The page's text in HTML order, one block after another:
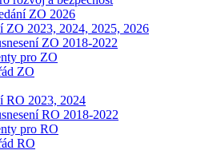
ZO 2026
ZO 2023, 2024, 2025, 2026
ZO 2018-2022
pro ZO
ZO
RO 2023, 2024
RO 2018-2022
pro RO
RO